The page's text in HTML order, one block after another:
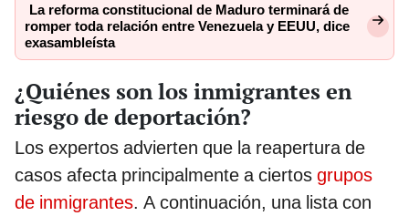
La reforma constitucional de Maduro terminará de
romper toda relación entre Venezuela y EEUU, dice
exasambleísta
¿Quiénes son los inmigrantes en
riesgo de deportación?
Los expertos advierten que la reapertura de
casos afecta principalmente a ciertos grupos
de inmigrantes. A continuación, una lista con